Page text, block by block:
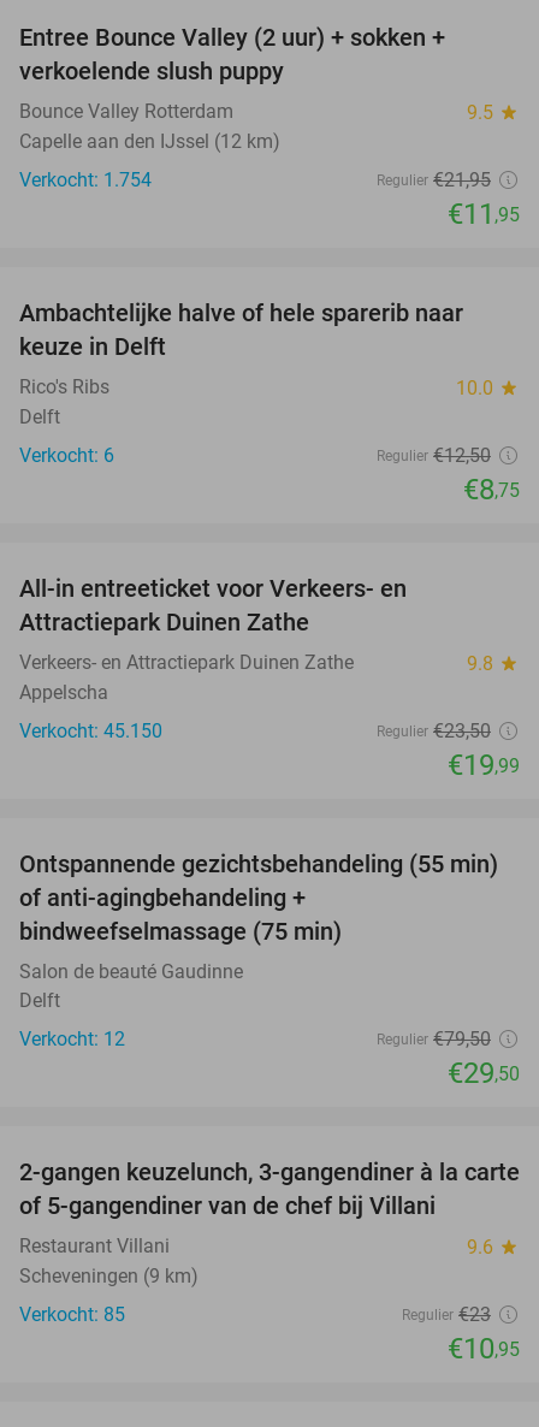
TODAY
Entree Bounce Valley (2 uur) + sokken +
verkoelende slush puppy
Bounce Valley Rotterdam 9.5 star
Capelle aan den IJssel (12 km)
Verkocht: 1.754
Regulier €21,95
€11 ,95
TODAY
Ambachtelijke halve of hele sparerib naar
keuze in Delft
Rico's Ribs 10.0 star
Delft
Verkocht: 6
Regulier €12,50
€8,75
All-in entreeticket voor Verkeers- en
Attractiepark Duinen Zathe
Verkeers- en Attractiepark Duinen Zathe 9.8 star
Appelscha
Verkocht: 45.150
Regulier €23,50
€19,99
63%
Ontspannende gezichtsbehandeling (55 min)
of anti-agingbehandeling +
bindweefselmassage (75 min)
Salon de beauté Gaudinne
Delft
Verkocht: 12
Regulier €79,50
€29,50
52%
NEW
TODAY
2-gangen keuzelunch, 3-gangendiner à la carte
of 5-gangendiner van de chef bij Villani
Restaurant Villani 9.6 star
Scheveningen (9 km)
Verkocht: 85
Regulier €23
€10,95